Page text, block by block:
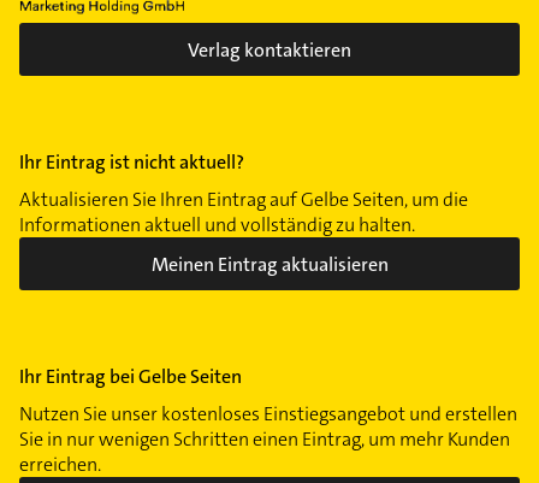
Verlag kontaktieren
Ihr Eintrag ist nicht aktuell?
Aktualisieren Sie Ihren Eintrag auf Gelbe Seiten, um die
Informationen aktuell und vollständig zu halten.
Meinen Eintrag aktualisieren
Ihr Eintrag bei Gelbe Seiten
Nutzen Sie unser kostenloses Einstiegsangebot und erstellen
Sie in nur wenigen Schritten einen Eintrag, um mehr Kunden
erreichen.